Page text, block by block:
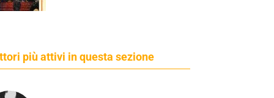
più attivi in questa sezione